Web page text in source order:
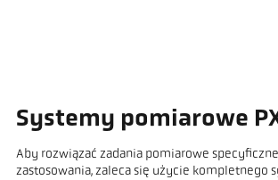
Systemy pomiarowe
Aby rozwiązać zadania pomiarowe
zastosowania, zaleca się użycie kompletnego